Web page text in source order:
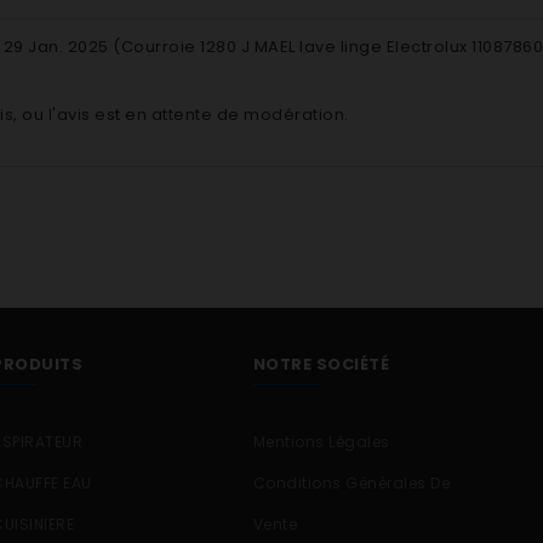
29 Jan. 2025 ( Courroie 1280 J MAEL lave linge Electrolux
ou l'avis est en attente de modération.
NOTRE SOCIÉTÉ